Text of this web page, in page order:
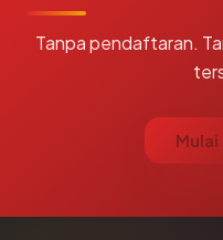
Tanpa pendaftaran.